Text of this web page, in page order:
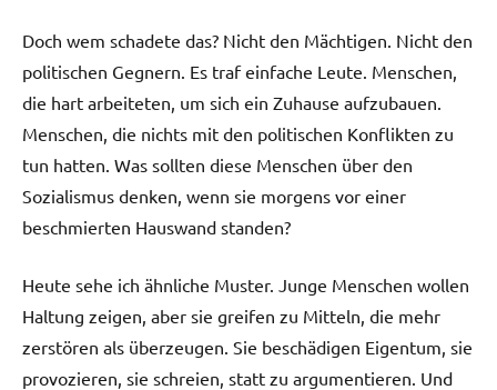
Doch wem schadete das? Nicht den Mächtigen. Nicht den
politischen Gegnern. Es traf einfache Leute. Menschen,
die hart arbeiteten, um sich ein Zuhause aufzubauen.
Menschen, die nichts mit den politischen Konflikten zu
tun hatten. Was sollten diese Menschen über den
Sozialismus denken, wenn sie morgens vor einer
beschmierten Hauswand standen?
Heute sehe ich ähnliche Muster. Junge Menschen wollen
Haltung zeigen, aber sie greifen zu Mitteln, die mehr
zerstören als überzeugen. Sie beschädigen Eigentum, sie
provozieren, sie schreien, statt zu argumentieren. Und